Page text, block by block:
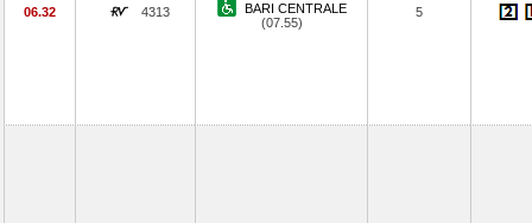
06.32 4313
BARI CENTRALE
(07.55)
5